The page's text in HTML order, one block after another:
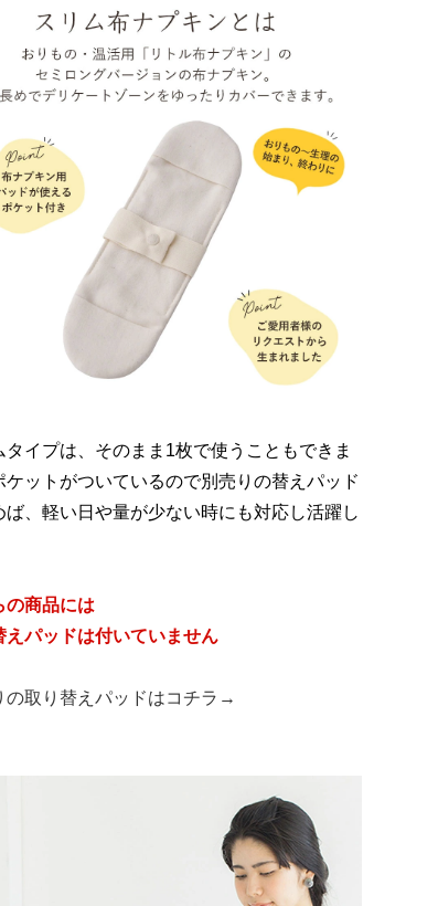
タイプは、そのまま1枚で使うこともできま
ケットがついているので別売りの替えパッド
ば、軽い日や量が少ない時にも対応し活躍し
の商品には
えパッドは付いていません
の取り替えパッドはコチラ→